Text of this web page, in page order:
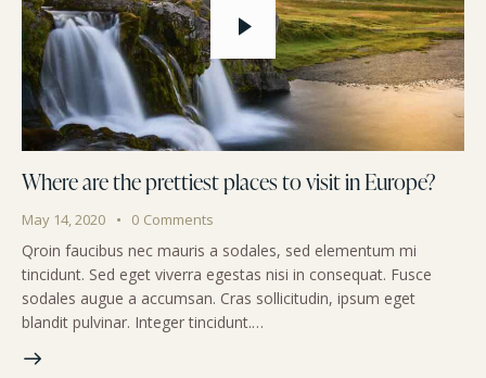
Where are the prettiest places to visit in Europe?
May 14, 2020 0 Comments
Qroin faucibus nec mauris a sodales, sed elementum mi
tincidunt. Sed eget viverra egestas nisi in consequat. Fusce
sodales augue a accumsan. Cras sollicitudin, ipsum eget
blandit pulvinar. Integer tincidunt.…